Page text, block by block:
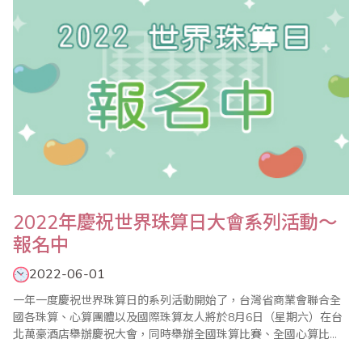
2022年慶祝世界珠算日大會系列活動～
報名中
2022-06-01
一年一度慶祝世界珠算日的系列活動開始了，台灣省商業會聯合全
國各珠算、心算團體以及國際珠算友人將於8月6日（星期六）在台
北萬豪酒店舉辦慶祝大會，同時舉辦全國珠算比賽、全國心算比